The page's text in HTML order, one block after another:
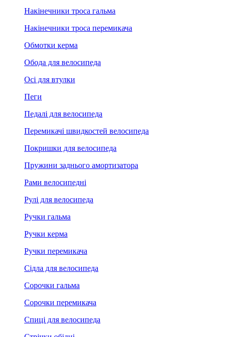
Накінечники троса гальма
Накінечники троса перемикача
Обмотки керма
Обода для велосипеда
Осі для втулки
Пеги
Педалі для велосипеда
Перемикачі швидкостей велосипеда
Покришки для велосипеда
Пружини заднього амортизатора
Рами велосипедні
Рулі для велосипеда
Ручки гальма
Ручки керма
Ручки перемикача
Сідла для велосипеда
Сорочки гальма
Сорочки перемикача
Спиці для велосипеда